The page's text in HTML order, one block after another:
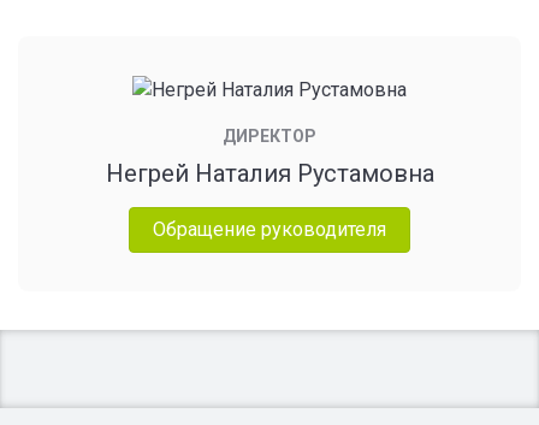
ДИРЕКТОР
Негрей Наталия Рустамовна
Обращение руководителя